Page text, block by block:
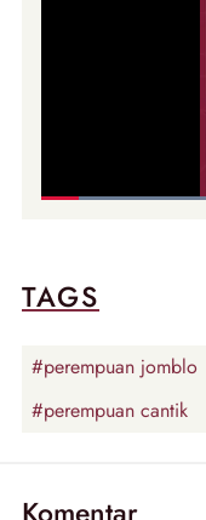
TAGS
#perempuan jomblo
#perempuan cantik